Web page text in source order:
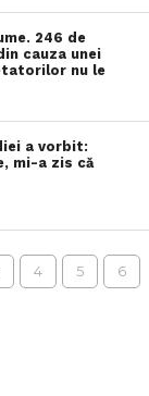
246 de
cauza unei
nu le
a vorbit:
mi-a zis că
4 5 6